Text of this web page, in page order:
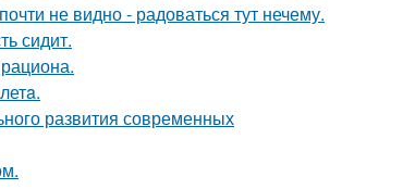
не видно - радоваться тут нечему.
сидит.
развития современных